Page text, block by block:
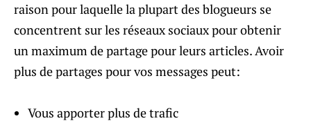
raison pour laquelle la plupart des blogueurs se
concentrent sur les réseaux sociaux pour obtenir
un maximum de partage pour leurs articles. Avoir
plus de partages pour vos messages peut:
Vous apporter plus de trafic